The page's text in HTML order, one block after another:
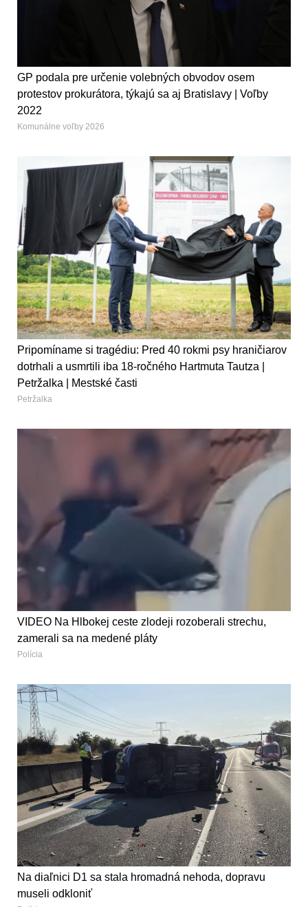
GP podala pre určenie volebných obvodov osem
protestov prokurátora, týkajú sa aj Bratislavy | Voľby
2022
Komunálne voľby 2026
Pripomíname si tragédiu: Pred 40 rokmi psy hraničiarov
dotrhali a usmrtili iba 18-ročného Hartmuta Tautza |
Petržalka | Mestské časti
Petržalka
VIDEO Na Hlbokej ceste zlodeji rozoberali strechu,
zamerali sa na medené pláty
Polícia
Na diaľnici D1 sa stala hromadná nehoda, dopravu
museli odkloniť